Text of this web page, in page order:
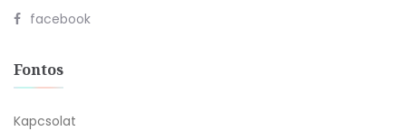
facebook
Fontos
Kapcsolat